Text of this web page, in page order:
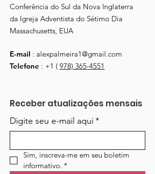
Conferência do Sul da Nova Inglaterra
da Igreja Adventista do Sétimo Dia
Massachusetts, EUA
E-mail : alexpalmeira1@gmail.com
Telefone : +1 ( 978) 365-4551
Receber atualizações mensais
Digite seu e-mail aqui *
Sim, inscreva-me em seu boletim
informativo. *